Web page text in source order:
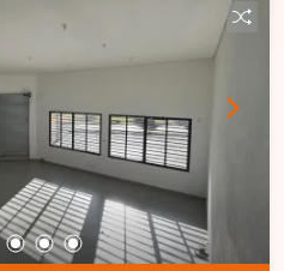
playground, quadra
churrasqueira,
lazer e
excelente
busca um apartamento
completo e
em contato e